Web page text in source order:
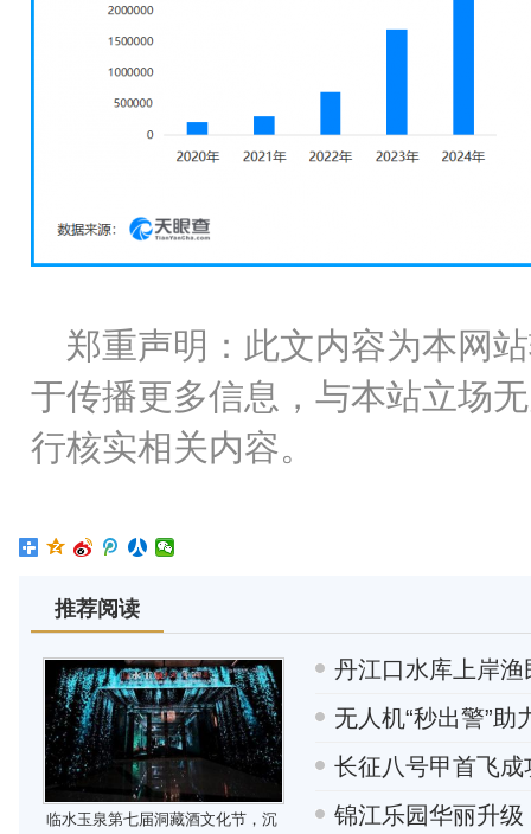
郑重声明：此文内容为本网
于传播更多信息，与本站立场
行核实相关内容。
推荐阅读
临水玉泉第七届洞藏酒文化节，沉
丹江口水库上岸
无人机“秒出警”
长征八号甲首飞
锦江乐园华丽升级